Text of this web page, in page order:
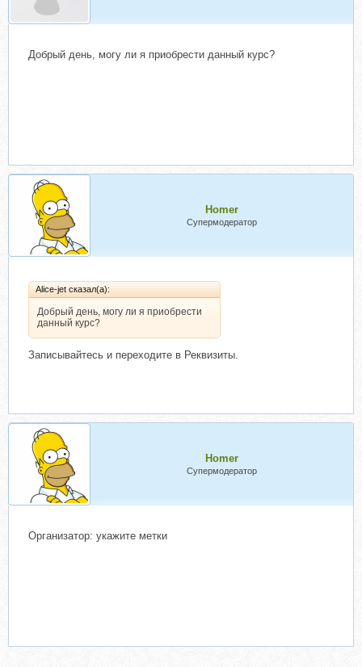
Добрый день, могу ли я приобрести данный курс?
Homer
Супермодератор
Alice-jet сказал(а):
Добрый день, могу ли я приобрести
данный курс?
Записывайтесь и переходите в Реквизиты.
Homer
Супермодератор
Организатор: укажите метки